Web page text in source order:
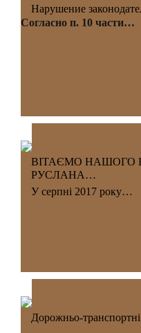
Нарушение
Согласно п. 10 части…
ВІТАЄМО НАШОГО
РУСЛАНА…
У серпні 2017 року…
Дорожньо-